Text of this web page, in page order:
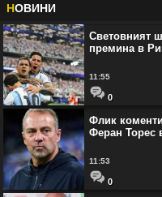
НОВИНИ
Световният
премина в
11:55
0
Флик
Феран Торес
11:53
0